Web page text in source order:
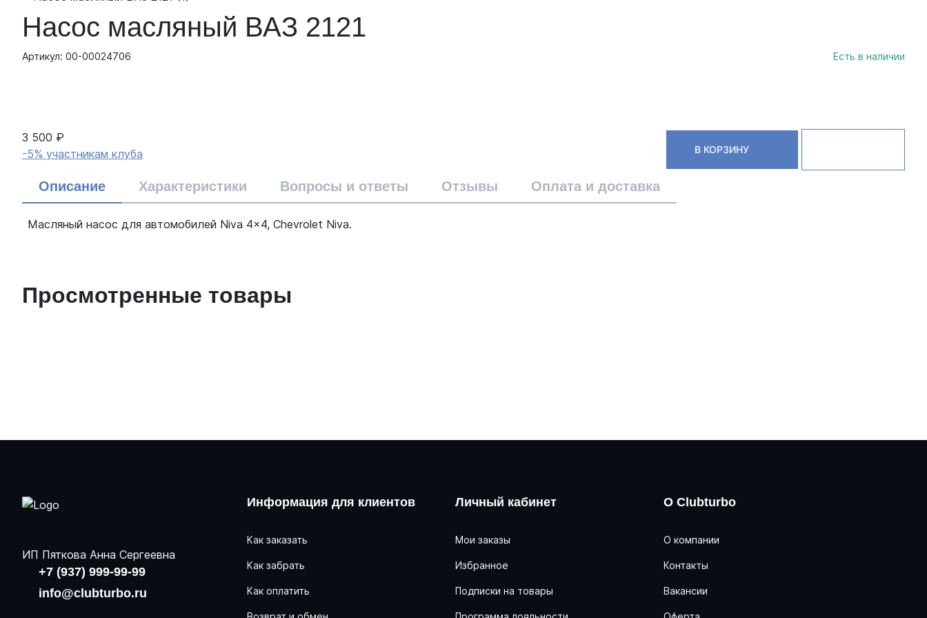
Насос масляный ВАЗ 2121
Артикул: 00-00024706 Есть в наличии
3 500 ₽
-5% участникам клуба
В КОРЗИНУ
Описание Характеристики Вопросы и ответы Отзывы Оплата и доставка
Масляный насос для автомобилей Niva 4x4, Chevrolet Niva.
Просмотренные товары
ИП Пяткова Анна Сергеевна
+7 (937) 999-99-99
info@clubturbo.ru
Информация для клиентов
Как заказать
Как забрать
Как оплатить
Личный кабинет
Мои заказы
Избранное
Подписки на товары
О Clubturbo
О компании
Контакты
Вакансии